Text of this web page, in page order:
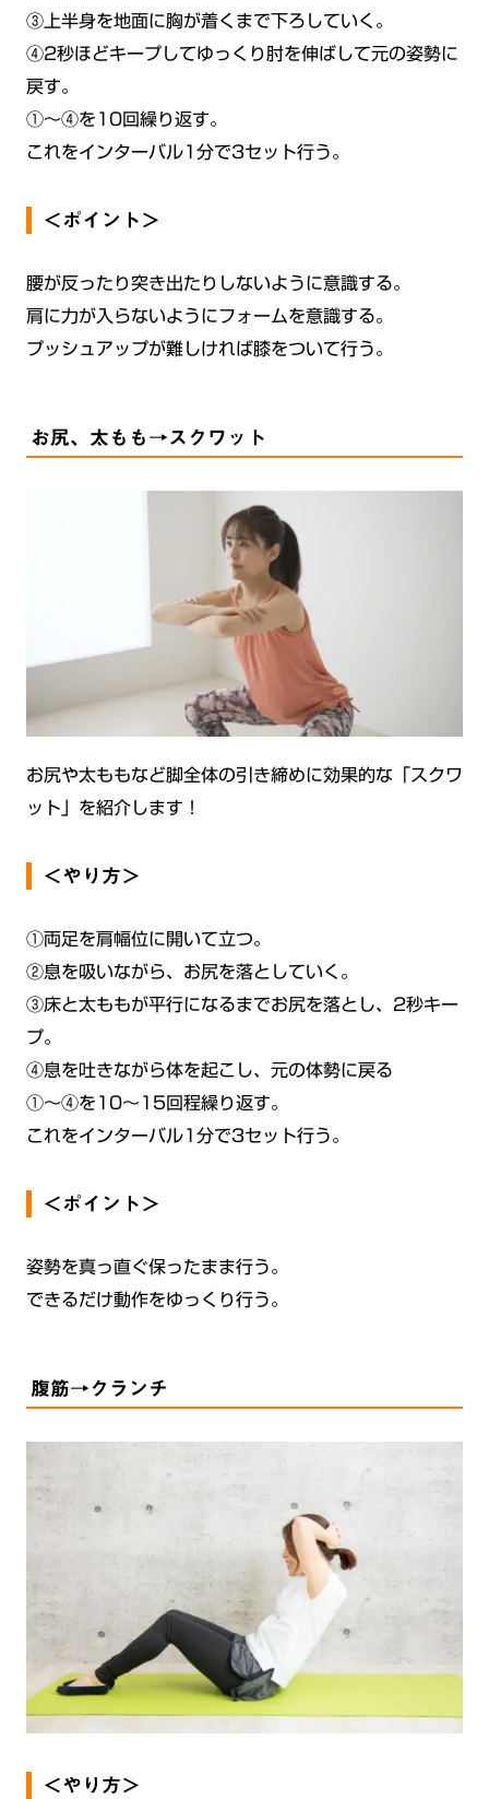
③上半身を地面に胸が着くまで下ろしていく。
④2秒ほどキープしてゆっくり肘を伸ばして元の姿勢に
戻す。
①〜④を10回繰り返す。
これをインターバル1分で3セット行う。
＜ポイント＞
腰が反ったり突き出たりしないように意識する。
肩に力が入らないようにフォームを意識する。
プッシュアップが難しければ膝をついて行う。
お尻、太もも→スクワット
お尻や太ももなど脚全体の引き締めに効果的な「スクワ
ット」を紹介します！
＜やり方＞
①両足を肩幅位に開いて立つ。
②息を吸いながら、お尻を落としていく。
③床と太ももが平行になるまでお尻を落とし、2秒キー
プ。
④息を吐きながら体を起こし、元の体勢に戻る
①〜④を10〜15回程繰り返す。
これをインターバル1分で3セット行う。
＜ポイント＞
姿勢を真っ直ぐ保ったまま行う。
できるだけ動作をゆっくり行う。
腹筋→クランチ
＜やり方＞